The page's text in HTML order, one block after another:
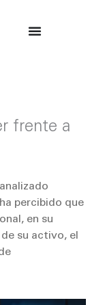
frente a
percibido que
en su
su activo, el